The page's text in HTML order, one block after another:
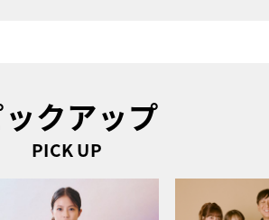
ックアップ
PICK UP